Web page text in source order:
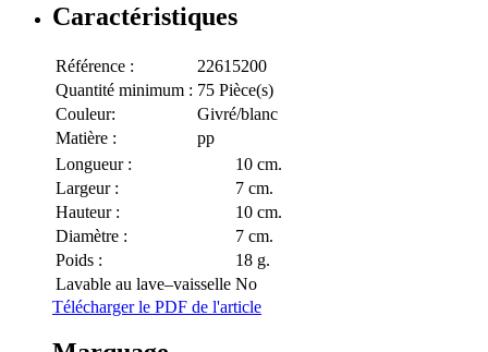
Caractéristiques
Référence :
22615200
Quantité minimum : 75 Pièce(s)
Couleur:
Givré/blanc
Matière :
pp
Longueur :
10 cm.
Largeur :
7 cm.
Hauteur :
10 cm.
Diamètre :
7 cm.
Poids :
18 g.
Lavable au lave–vaisselle No
Télécharger le PDF de l'article